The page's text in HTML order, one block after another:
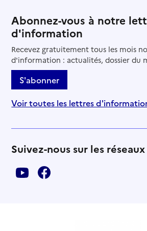
Abonnez-vous à notre
d'information
Recevez gratuitement tous les mois
d'information : actualités, dossier du
S'abonner
Voir toutes les lettres
Suivez-nous sur les